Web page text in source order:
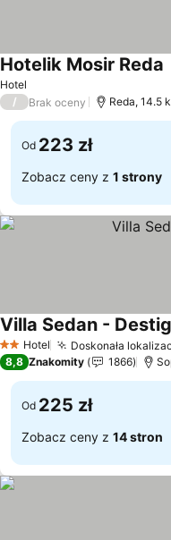
Hotel
Hotelik Mosir Reda
/ Brak oceny Reda, 14.5
Od 223 zł
Zobacz ceny z 1 strony
2 Kategoria
Hotel Doskonała
Villa Sedan -
8,8 Znakomity 1866
Od 225 zł
Zobacz ceny z 14 stron